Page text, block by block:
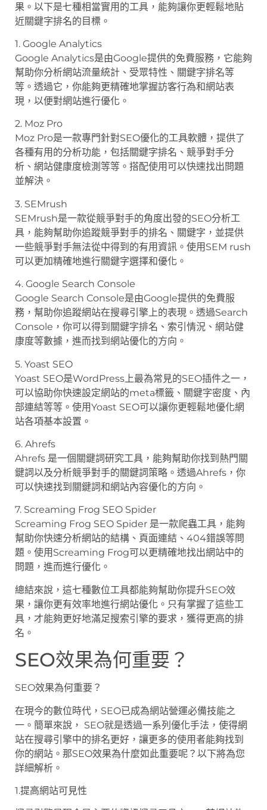
果。以下是七種相當實用的工具，能夠讓你更輕鬆地貼
近關鍵字排名的目標。
1. Google Analytics
Google Analytics是由Google提供的免費服務，它能夠
幫助你分析網站流量統計、受眾特性、關鍵字排名等
等。透過它，你能夠更精確地掌握訪客行為和網站表
現，以便對網站進行優化。
2. Moz Pro
Moz Pro是一款專門針對SEO優化的工具軟體，提供了
各種有用的分析功能，包括關鍵字排名、競爭對手分
析、網站健康度檢測等等。搭配使用可以快速找出問題
並解決。
3. SEMrush
SEMrush是一款從競爭對手的角度出發的SEO分析工
具，能夠幫助你追蹤競爭對手的排名、關鍵字，並提供
一些競爭對手無法從中得到的有用資訊。使用SEM rush
可以更加精確地進行關鍵字選擇和優化。
4. Google Search Console
Google Search Console是由Google提供的免費服
務，幫助你追蹤網站在搜尋引擎上的表現。透過Search
Console，你可以得到關鍵字排名、索引情況、網站健
康度等數據，進而找到網站優化的方向。
5. Yoast SEO
Yoast SEO是WordPress上最為常見的SEO插件之一，
可以協助你快速設定網站的meta標籤、關鍵字密度、內
部連結等等。使用Yoast SEO可以讓你更輕鬆地優化網
站各項基本設置。
6. Ahrefs
Ahrefs 是一個關鍵詞研究工具，能夠幫助你找到熱門關
鍵詞以及分析競爭對手的關鍵詞策略。透過Ahrefs，你
可以快速找到關鍵詞和網站內容優化的方向。
7. Screaming Frog SEO Spider
Screaming Frog SEO Spider 是一款爬蟲工具，能夠
幫助你快速分析網站的結構、頁面連結、404錯誤等問
題。使用Screaming Frog可以更精確地找出網站中的
問題，進而進行優化。
總結來說，這七種數位工具都能夠幫助你提升SEO效
果，讓你更有效率地進行網站優化。只有掌握了這些工
具，才能夠更好地滿足搜索引擎的要求，獲得更高的排
名。
SEO效果為何重要？
SEO效果為何重要？
在現今的數位時代，SEO已成為網站營運必備技能之
一。簡單來說， SEO就是透過一系列優化手法，使得網
站在搜尋引擎中的排名更好，讓更多的使用者能夠找到
你的網站。那SEO效果為什麼如此重要呢？以下將為您
詳細解析。
1.提高網站可見性